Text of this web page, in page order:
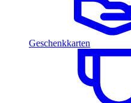
Geschenkkarten